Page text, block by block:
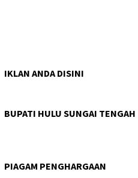
IKLAN ANDA DISINI
BUPATI HULU SUNGAI TENGAH
PIAGAM PENGHARGAAN